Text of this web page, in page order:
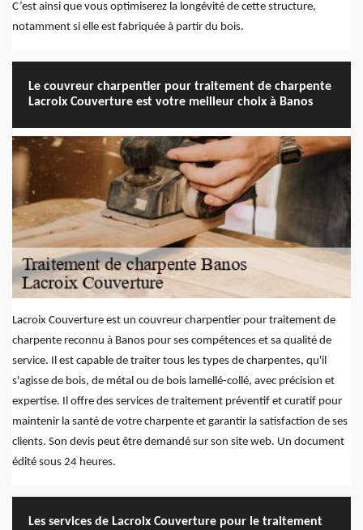
C’est ainsi que vous optimiserez la longévité de cette structure,
notamment si elle est fabriquée à partir du bois.
Le couvreur charpentier pour traitement de charpente
Lacroix Couverture est votre meilleur choix à Banos
Lacroix Couverture est un couvreur charpentier pour traitement de
charpente reconnu à Banos pour ses compétences et sa qualité de
service. Il est capable de traiter tous les types de charpentes, qu'il
s'agisse de bois, de métal ou de bois lamellé-collé, avec précision et
expertise. Il offre des services de traitement préventif et curatif pour
maintenir la santé de votre charpente et garantir la satisfaction de ses
clients. Son devis peut être demandé sur son site web. Un document
édité sous 24 heures.
Les services de Lacroix Couverture pour le traitement